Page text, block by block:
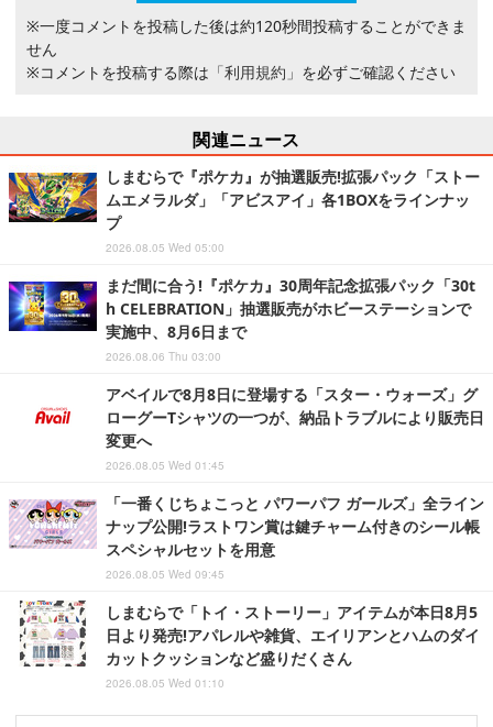
※一度コメントを投稿した後は約120秒間投稿することができま
せん
※コメントを投稿する際は 「利用規約」 を必ずご確認ください
関連ニュース
しまむらで『ポケカ』が抽選販売!拡張パック「ストー
ムエメラルダ」「アビスアイ」各1BOXをラインナッ
プ
2026.08.05 Wed 05:00
まだ間に合う!『ポケカ』30周年記念拡張パック「30t
h CELEBRATION」抽選販売がホビーステーションで
実施中、8月6日まで
2026.08.06 Thu 03:00
アベイルで8月8日に登場する「スター・ウォーズ」グ
ローグーTシャツの一つが、納品トラブルにより販売日
変更へ
2026.08.05 Wed 01:45
「一番くじちょこっと パワーパフ ガールズ」全ライン
ナップ公開!ラストワン賞は鍵チャーム付きのシール帳
スペシャルセットを用意
2026.08.05 Wed 09:45
しまむらで「トイ・ストーリー」アイテムが本日8月5
日より発売!アパレルや雑貨、エイリアンとハムのダイ
カットクッションなど盛りだくさん
2026.08.05 Wed 01:10